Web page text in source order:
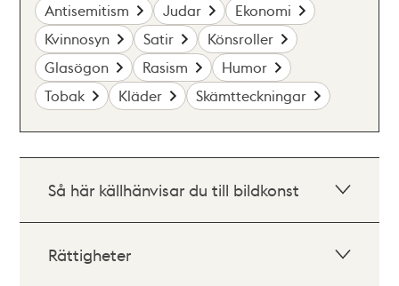
Antisemitism
Judar
Ekonomi
Kvinnosyn
Satir
Könsroller
Glasögon
Rasism
Humor
Tobak
Kläder Skämtteckningar
Så här källhänvisar du till bildkonst
Rättigheter